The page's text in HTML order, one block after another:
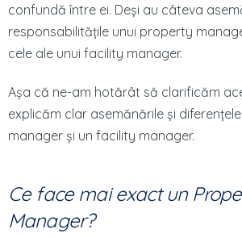
confundă între ei. Deși au câteva
responsabilitățile unui property
cele ale unui facility manager.
Așa că ne-am hotărât să clarificăm
explicăm clar asemănările și
manager și un facility manager.
Ce face mai exact un
Manager?